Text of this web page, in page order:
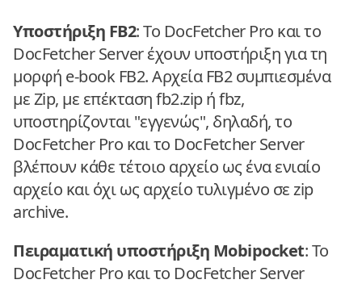
Υποστήριξη FB2: Το DocFetcher Pro και το
DocFetcher Server έχουν υποστήριξη για τη
μορφή e-book FB2. Αρχεία FB2 συμπιεσμένα
με Zip, με επέκταση fb2.zip ή fbz,
υποστηρίζονται "εγγενώς", δηλαδή, το
DocFetcher Pro και το DocFetcher Server
βλέπουν κάθε τέτοιο αρχείο ως ένα ενιαίο
αρχείο και όχι ως αρχείο τυλιγμένο σε zip
archive.
Πειραματική υποστήριξη Mobipocket: Το
DocFetcher Pro και το DocFetcher Server